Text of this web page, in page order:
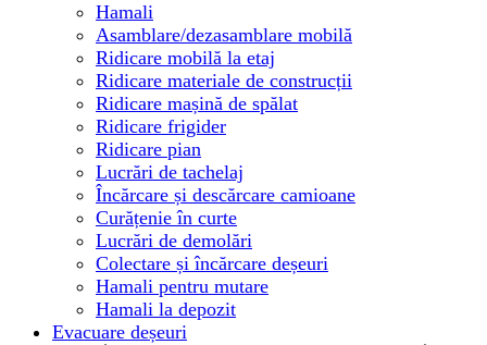
Hamali
Asamblare/dezasamblare mobilă
Ridicare mobilă la etaj
Ridicare materiale de construcții
Ridicare mașină de spălat
Ridicare frigider
Ridicare pian
Lucrări de tachelaj
Încărcare și descărcare camioane
Curățenie în curte
Lucrări de demolări
Colectare și încărcare deșeuri
Hamali pentru mutare
Hamali la depozit
Evacuare deșeuri